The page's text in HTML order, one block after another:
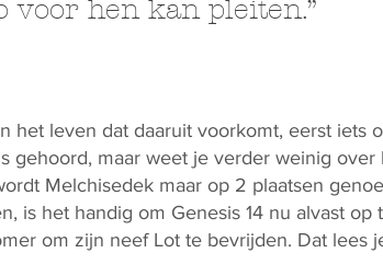
hen kan pleiten.”
het leven dat daaruit voorkomt, eerst iets
gehoord, maar weet je verder weinig over
Melchisedek maar op 2 plaatsen
is het handig om Genesis 14 nu alvast op
om zijn neef Lot te bevrijden. Dat lees